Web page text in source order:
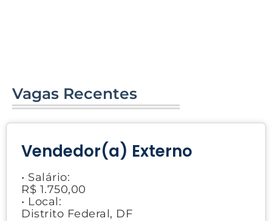
Vagas Recentes
Vendedor(a) Externo
• Salário:
R$ 1.750,00
• Local:
Distrito Federal, DF